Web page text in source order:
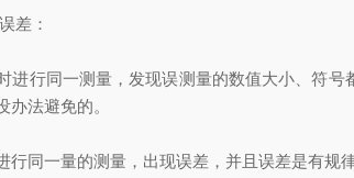
差：
行同一测量，发现误测量的数值大小、符号
法避免的。
一量的测量，出现误差，并且误差是有规